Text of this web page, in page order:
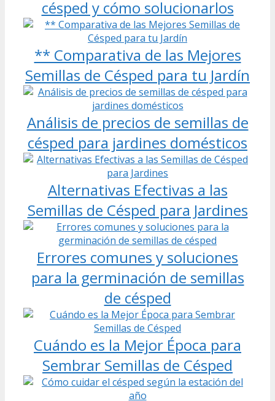
césped y cómo solucionarlos
** Comparativa de las Mejores
Semillas de Césped para tu Jardín
Análisis de precios de semillas de
césped para jardines domésticos
Alternativas Efectivas a las
Semillas de Césped para Jardines
Errores comunes y soluciones
para la germinación de semillas
de césped
Cuándo es la Mejor Época para
Sembrar Semillas de Césped